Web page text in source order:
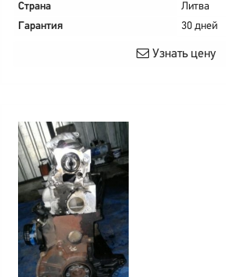
Страна
Литва
Гарантия
30 дней
Узнать цену